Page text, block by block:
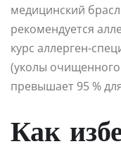
медицинский
рекомендуется
курс аллерген-
(уколы
превышает 95 %
Как